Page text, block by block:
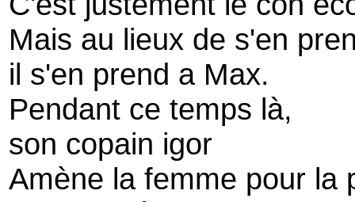
Mais au lieux de s'en
il s'en prend a Max.
Pendant ce temps là,
son copain igor
Amène la femme pour la